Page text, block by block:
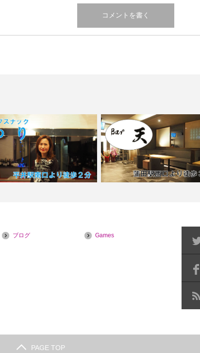
【蒲田】Bar 天【喫煙目的店】
ブログ Games
PAGE TOP